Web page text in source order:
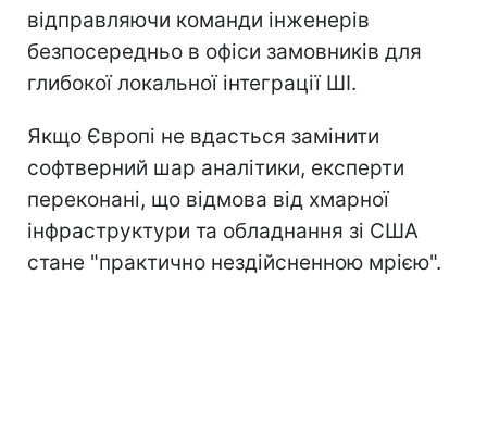
відправляючи команди інженерів
безпосередньо в офіси замовників для
глибокої локальної інтеграції ШІ.
Якщо Європі не вдасться замінити
софтверний шар аналітики, експерти
переконані, що відмова від хмарної
інфраструктури та обладнання зі США
стане "практично нездійсненною мрією".